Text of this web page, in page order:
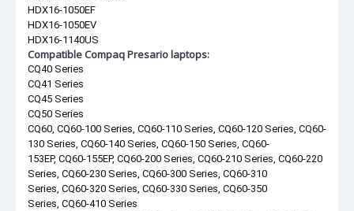
HDX16-1050EF
HDX16-1050EV
HDX16-1140US
Compatible Compaq Presario laptops:
CQ40 Series
CQ41 Series
CQ45 Series
CQ50 Series
CQ60, CQ60-100 Series, CQ60-110 Series, CQ60-120 Series, CQ60-
130 Series, CQ60-140 Series, CQ60-150 Series, CQ60-
153EP, CQ60-155EP, CQ60-200 Series, CQ60-210 Series, CQ60-220
Series, CQ60-230 Series, CQ60-300 Series, CQ60-310
Series, CQ60-320 Series, CQ60-330 Series, CQ60-350
Series, CQ60-410 Series